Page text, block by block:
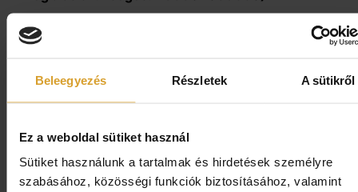
Beleegyezés Részletek A sütikről
Ez a weboldal sütiket használ
Sütiket használunk a tartalmak és hirdetések személyre
szabásához, közösségi funkciók biztosításához, valamint
közvetlen átjárás a Thermal Spa fürdőbe
a fürdő ingyenes, korlátlan használata (a fürdő
élményelemek és 2 db óriáscsúszda
időben): finn szauna, infra szauna, gőz – és
valamint sószoba
biliárd termünk ingyenes használata